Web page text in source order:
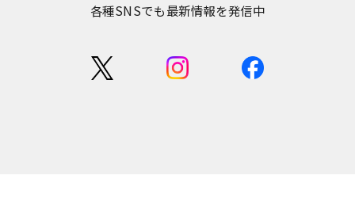
各種SNSでも最新情報を発信中